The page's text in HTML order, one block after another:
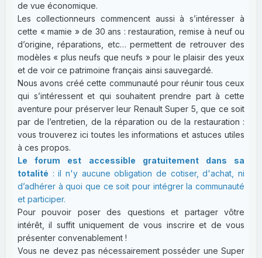
de vue économique.
Les collectionneurs commencent aussi à s’intéresser à
cette « mamie » de 30 ans : restauration, remise à neuf ou
d’origine, réparations, etc… permettent de retrouver des
modèles « plus neufs que neufs » pour le plaisir des yeux
et de voir ce patrimoine français ainsi sauvegardé.
Nous avons créé cette communauté pour réunir tous ceux
qui s’intéressent et qui souhaitent prendre part à cette
aventure pour préserver leur Renault Super 5, que ce soit
par de l’entretien, de la réparation ou de la restauration :
vous trouverez ici toutes les informations et astuces utiles
à ces propos.
Le forum est accessible gratuitement dans sa
totalité : il n'y aucune obligation de cotiser, d'achat, ni
d’adhérer à quoi que ce soit pour intégrer la communauté
et participer.
Pour pouvoir poser des questions et partager vôtre
intérêt, il suffit uniquement de vous inscrire et de vous
présenter convenablement !
Vous ne devez pas nécessairement posséder une Super